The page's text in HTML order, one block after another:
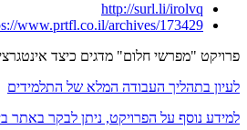
http://surl.li/irolvq
www.prtfl.co.il/archives/173429
פרויקט "מפרשי חלום" מדגים כיצד
לעיון בתהליך העבודה המלא של התלמידים
למידע נוסף על הפרויקט, ניתן לבקר באתר